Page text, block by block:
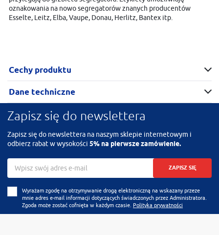
oznakowania na nowo segregatorów znanych producentów
Esselte, Leitz, Elba, Vaupe, Donau, Herlitz, Bantex itp.
Cechy produktu
Dane techniczne
Zapisz się do newslettera
Zapisz się do newslettera na naszym sklepie internetowym i
odbierz rabat w wysokości 5% na pierwsze zamówienie.
ZAPISZ SIĘ
Wyrażam zgodę na otrzymywanie drogą elektroniczną na wskazany przeze
mnie adres e-mail informacji dotyczących świadczonych przez Administratora.
Zgoda może zostać cofnięta w każdym czasie. Polityka prywatności